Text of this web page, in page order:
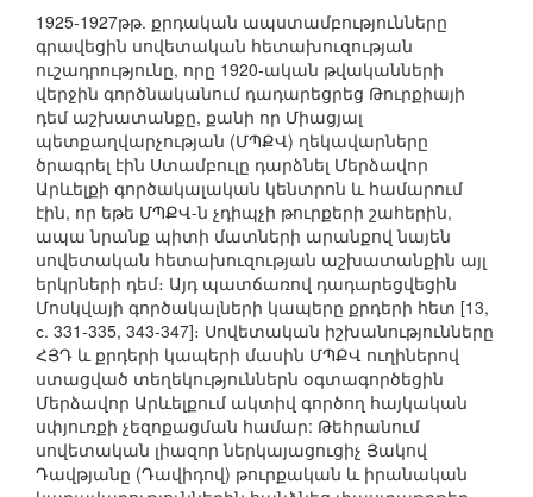
1925-1927թթ. քրդական ապստամբությունները
գրավեցին սովետական հետախուզության
ուշադրությունը, որը 1920-ական թվականների
վերջին գործնականում դադարեցրեց Թուրքիայի
դեմ աշխատանքը, քանի որ Միացյալ
պետքաղվարչության (ՄՊՔՎ) ղեկավարները
ծրագրել էին Ստամբուլը դարձնել Մերձավոր
Արևելքի գործակալական կենտրոն և համարում
էին, որ եթե ՄՊՔՎ-ն չդիպչի թուրքերի շահերին,
ապա նրանք պիտի մատների արանքով նայեն
սովետական հետախուզության աշխատանքին այլ
երկրների դեմ։ Այդ պատճառով դադարեցվեցին
Մոսկվայի գործակալների կապերը քրդերի հետ [13,
с. 331-335, 343-347]։ Սովետական իշխանությունները
ՀՅԴ և քրդերի կապերի մասին ՄՊՔՎ ուղիներով
ստացված տեղեկություններն օգտագործեցին
Մերձավոր Արևելքում ակտիվ գործող հայկական
սփյուռքի չեզոքացման համար: Թեհրանում
սովետական լիազոր ներկայացուցիչ Յակով
Դավթյանը (Դավիդով) թուրքական և իրանական